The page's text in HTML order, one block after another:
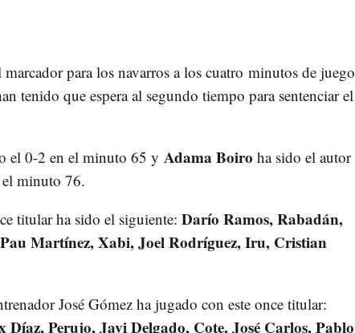
marcador para los navarros a los cuatro minutos de juego
tenido que espera al segundo tiempo para sentenciar el
el 0-2 en el minuto 65 y Adama Boiro ha sido el autor
el minuto 76.
titular ha sido el siguiente: Darío Ramos, Rabadán,
Martínez, Xabi, Joel Rodríguez, Iru, Cristian
José Gómez ha jugado con este once titular:
Perujo, Javi Delgado, Cote, José Carlos, Pablo